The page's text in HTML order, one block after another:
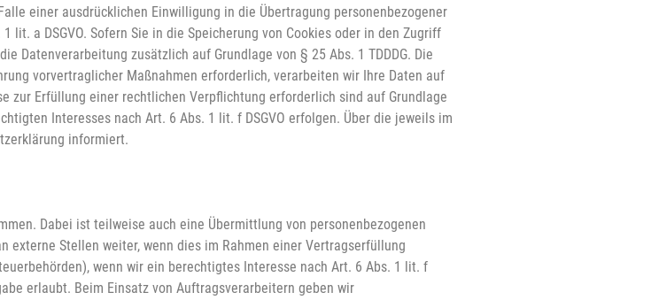
einer ausdrücklichen Einwilligung in die Übertragung personenbezogener
a DSGVO. Sofern Sie in die Speicherung von Cookies oder in den Zugriff
Datenverarbeitung zusätzlich auf Grundlage von § 25 Abs. 1 TDDDG. Die
vorvertraglicher Maßnahmen erforderlich, verarbeiten wir Ihre Daten auf
zur Erfüllung einer rechtlichen Verpflichtung erforderlich sind auf Grundlage
Interesses nach Art. 6 Abs. 1 lit. f DSGVO erfolgen. Über die jeweils im
informiert.
Dabei ist teilweise auch eine Übermittlung von personenbezogenen
externe Stellen weiter, wenn dies im Rahmen einer Vertragserfüllung
wenn wir ein berechtigtes Interesse nach Art. 6 Abs. 1 lit. f
erlaubt. Beim Einsatz von Auftragsverarbeitern geben wir